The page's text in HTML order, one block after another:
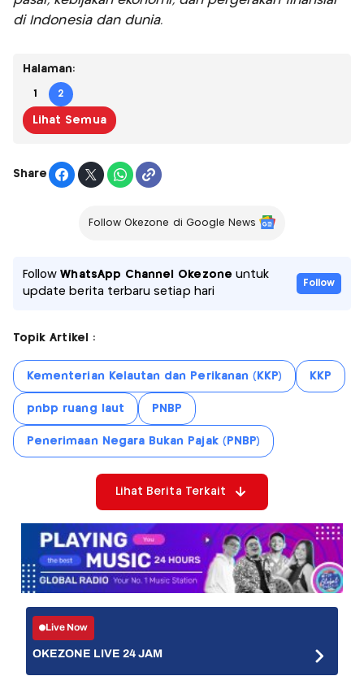
di Indonesia dan dunia.
Halaman:
1 2
Lihat Semua
Share
Follow Okezone di Google News
FollowWhatsApp Channel Okezone untuk
update berita terbaru setiap hari
Follow
Topik Artikel :
Kementerian Kelautan dan Perikanan (KKP) KKP
pnbp ruang laut PNBP
Penerimaan Negara Bukan Pajak (PNBP)
Lihat Berita Terkait
Live Now
OKEZONE LIVE 24 JAM